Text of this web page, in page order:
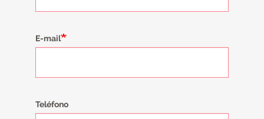
E-mail
Teléfono